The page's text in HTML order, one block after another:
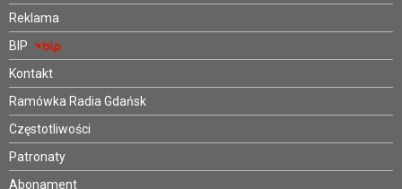
Reklama
BIP
Kontakt
Ramówka Radia Gdańsk
Częstotliwości
Patronaty
Abonament